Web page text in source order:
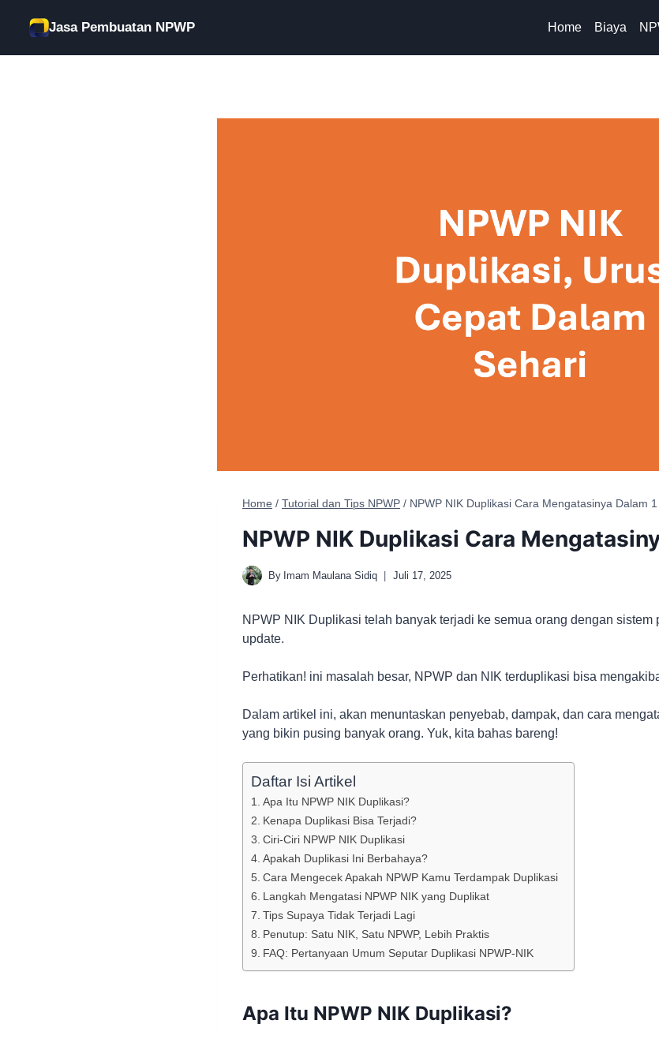
Jasa Pembuatan NPWP Home Biaya
Home / Tutorial dan Tips NPWP / NPWP NIK Duplikasi Cara Mengatasinya Dalam
NPWP NIK Duplikasi Cara
By Imam Maulana Sidiq Juli 17, 2025
NPWP NIK Duplikasi telah banyak terjadi ke semua orang dengan
update.
Perhatikan! ini masalah besar, NPWP dan NIK terduplikasi bisa
Dalam artikel ini, akan menuntaskan penyebab, dampak, dan cara
yang bikin pusing banyak orang. Yuk, kita bahas bareng!
Daftar Isi Artikel
Apa Itu NPWP NIK Duplikasi?
Kenapa Duplikasi Bisa Terjadi?
Ciri-Ciri NPWP NIK Duplikasi
Apakah Duplikasi Ini Berbahaya?
Cara Mengecek Apakah NPWP Kamu Terdampak Duplikasi
Langkah Mengatasi NPWP NIK yang Duplikat
Tips Supaya Tidak Terjadi Lagi
Penutup: Satu NIK, Satu NPWP, Lebih Praktis
FAQ: Pertanyaan Umum Seputar Duplikasi NPWP-NIK
Apa Itu NPWP NIK Duplikasi?